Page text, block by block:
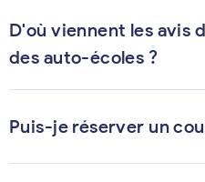
D'où viennent les avis
des auto-écoles ?
Puis-je réserver un